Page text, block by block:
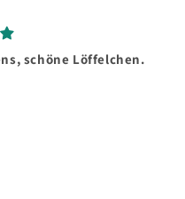
schöne Löffelchen.